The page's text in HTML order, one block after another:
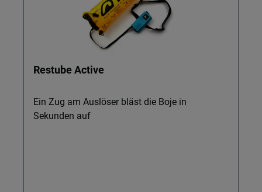
Restube Active
Ein Zug am Auslöser bläst die Boje in
Sekunden auf